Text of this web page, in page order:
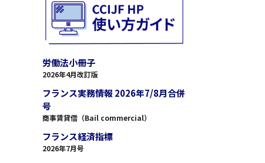
労働法小冊子
2026年4月改訂版
フランス実務情報 2026年7/8月合併
号
商事賃貸借（Bail commercial）
フランス経済指標
2026年7月号